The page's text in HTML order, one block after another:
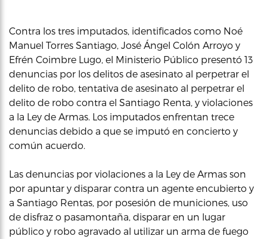
Contra los tres imputados, identificados como Noé
Manuel Torres Santiago, José Ángel Colón Arroyo y
Efrén Coimbre Lugo, el Ministerio Público presentó 13
denuncias por los delitos de asesinato al perpetrar el
delito de robo, tentativa de asesinato al perpetrar el
delito de robo contra el Santiago Renta, y violaciones
a la Ley de Armas. Los imputados enfrentan trece
denuncias debido a que se imputó en concierto y
común acuerdo.
Las denuncias por violaciones a la Ley de Armas son
por apuntar y disparar contra un agente encubierto y
a Santiago Rentas, por posesión de municiones, uso
de disfraz o pasamontaña, disparar en un lugar
público y robo agravado al utilizar un arma de fuego